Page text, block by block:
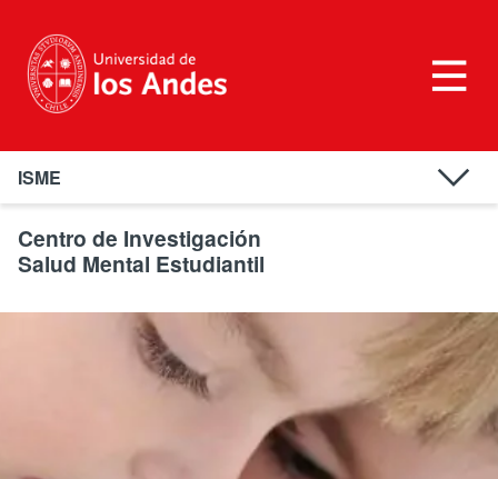
ISME
Nosotros
Áreas de Investigación
Contacto
Centro de Investigación
Salud Mental Estudiantil